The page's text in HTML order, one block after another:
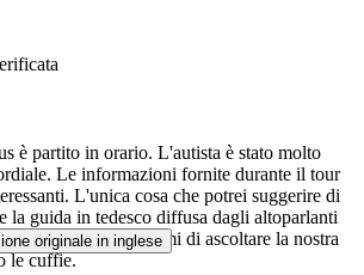
è partito in orario. L'autista è stato molto
Le informazioni fornite durante il tour
L'unica cosa che potrei suggerire di
la guida in tedesco diffusa dagli altoparlanti
così forte da impedirmi di ascoltare la nostra
le cuffie.
originale in inglese